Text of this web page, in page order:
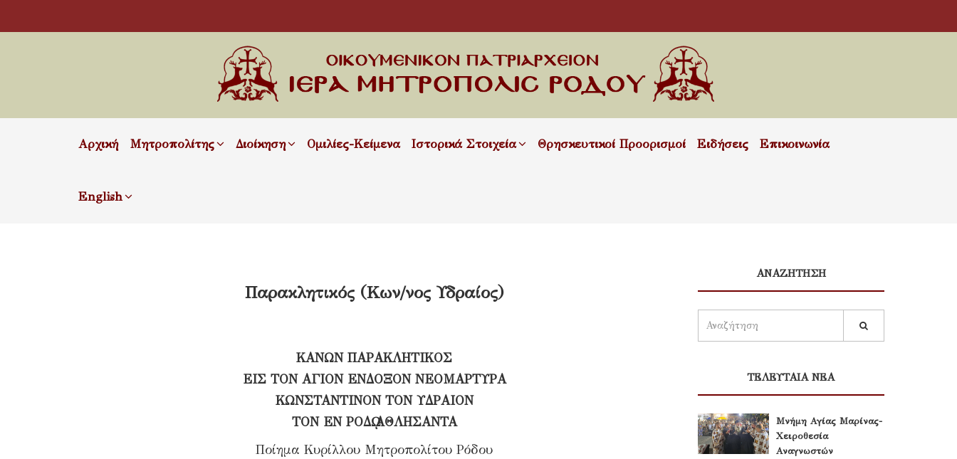
Αρχική Μητροπολίτης Διοίκηση Ομιλίες-Κείμενα Ιστορικά Στοιχεία Θρησκευτικοί Προορισμοί Ειδήσεις Επικοινωνία
English
Παρακλητικός (Κων/νος Υδραίος)
ΚΑΝΩΝ ΠΑΡΑΚΛΗΤΙΚΟΣ
ΕΙΣ ΤΟΝ ΑΓΙΟΝ ΕΝΔΟΞΟΝ ΝΕΟΜΑΡΤΥΡΑ
ΚΩΝΣΤΑΝΤΙΝΟΝ ΤΟΝ ΥΔΡΑΙΟΝ
ΤΟΝ ΕΝ ΡΟΔῼ ΑΘΛΗΣΑΝΤΑ
Ποίημα Κυρίλλου Μητροπολίτου Ρόδου
ΑΝΑΖΗΤΗΣΗ
ΤΕΛΕΥΤΑΙΑ ΝΕΑ
Μνήμη Αγίας Μαρίνας-
Χειροθεσία
Αναγνωστών